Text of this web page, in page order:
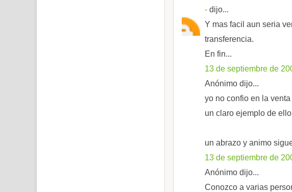
- dijo...
Y mas facil aun seria
transferencia.
En fin...
13 de septiembre de
Anónimo dijo...
yo no confio en la
un claro ejemplo de
un abrazo y animo
13 de septiembre de
Anónimo dijo...
Conozco a varias